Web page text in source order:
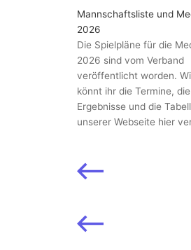
Mannschaftsliste und
2026
Die Spielpläne für die
2026 sind vom Verband
veröffentlicht worden.
könnt ihr die Termine, die
Ergebnisse und die
unserer Webseite hier